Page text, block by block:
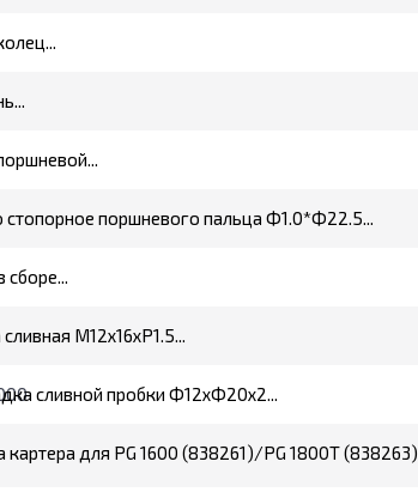
стопорное поршневого пальца Ф1.0*Ф22.5...
сборе...
М12х16хР1.5...
сливной пробки Ф12хФ20х2...
картера для PG 1600 (838261)/PG 1800T (838263)